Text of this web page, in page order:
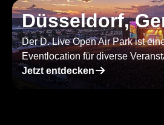
Düsseldorf,
Der D. Live Open Air Park ist
Eventlocation für diverse
Jetzt entdecken􀄫